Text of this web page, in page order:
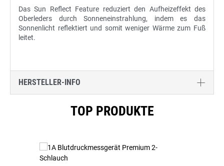
Das Sun Reflect Feature reduziert den Aufheizeffekt des
Oberleders durch Sonneneinstrahlung, indem es das
Sonnenlicht reflektiert und somit weniger Wärme zum Fuß
leitet.
HERSTELLER-INFO
TOP PRODUKTE